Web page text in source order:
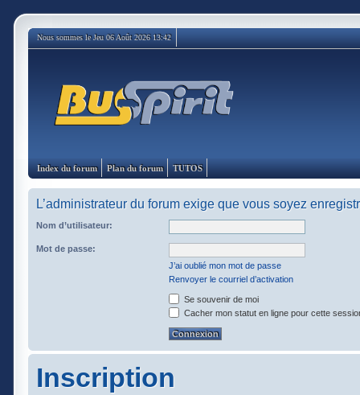
Nous sommes le Jeu 06 Août 2026 13:42
Index du forum Plan du forum TUTOS
L’administrateur du forum exige que vous soyez
Nom d’utilisateur:
Mot de passe:
J’ai oublié mon mot de passe
Renvoyer le courriel d’activation
Se souvenir de moi
Cacher mon statut en ligne pour cette
Inscription